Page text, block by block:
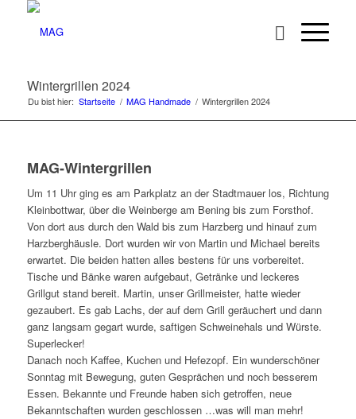
Wintergrillen 2024
Du bist hier: Startseite / MAG Handmade / Wintergrillen 2024
MAG-Wintergrillen
Um 11 Uhr ging es am Parkplatz an der Stadtmauer los, Richtung
Kleinbottwar, über die Weinberge am Bening bis zum Forsthof.
Von dort aus durch den Wald bis zum Harzberg und hinauf zum
Harzberghäusle. Dort wurden wir von Martin und Michael bereits
erwartet. Die beiden hatten alles bestens für uns vorbereitet.
Tische und Bänke waren aufgebaut, Getränke und leckeres
Grillgut stand bereit. Martin, unser Grillmeister, hatte wieder
gezaubert. Es gab Lachs, der auf dem Grill geräuchert und dann
ganz langsam gegart wurde, saftigen Schweinehals und Würste.
Superlecker!
Danach noch Kaffee, Kuchen und Hefezopf. Ein wunderschöner
Sonntag mit Bewegung, guten Gesprächen und noch besserem
Essen. Bekannte und Freunde haben sich getroffen, neue
Bekanntschaften wurden geschlossen …was will man mehr!